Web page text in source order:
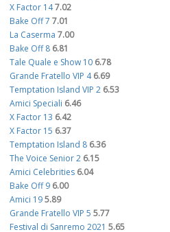
X Factor 147.02
Bake Off 7 7.01
La Caserma 7.00
Bake Off 8 6.81
Tale Quale e Show 10 6.78
Grande Fratello VIP 4 6.69
Temptation Island VIP 2 6.53
Amici Speciali 6.46
X Factor 13 6.42
X Factor 15 6.37
Temptation Island 8 6.36
The Voice Senior 2 6.15
Amici Celebrities 6.04
Bake Off 9 6.00
Amici 195.89
Grande Fratello VIP 5 5.77
Festival di Sanremo 2021 5.65